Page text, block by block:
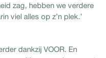
zag, hebben we verdere
viel alles op z’n plek.’
dankzij VOOR. En